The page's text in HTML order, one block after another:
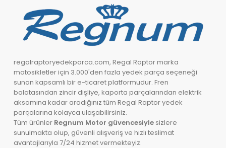
regalraptoryedekparca.com, Regal Raptor marka
motosikletler için 3.000'den fazla yedek parça seçeneği
sunan kapsamlı bir e-ticaret platformudur. Fren
balatasından zincir dişliye, kaporta parçalarından elektrik
aksamına kadar aradığınız tüm Regal Raptor yedek
parçalarına kolayca ulaşabilirsiniz.
Tüm ürünler Regnum Motor güvencesiyle sizlere
sunulmakta olup, güvenli alışveriş ve hızlı teslimat
avantajlarıyla 7/24 hizmet vermekteyiz.